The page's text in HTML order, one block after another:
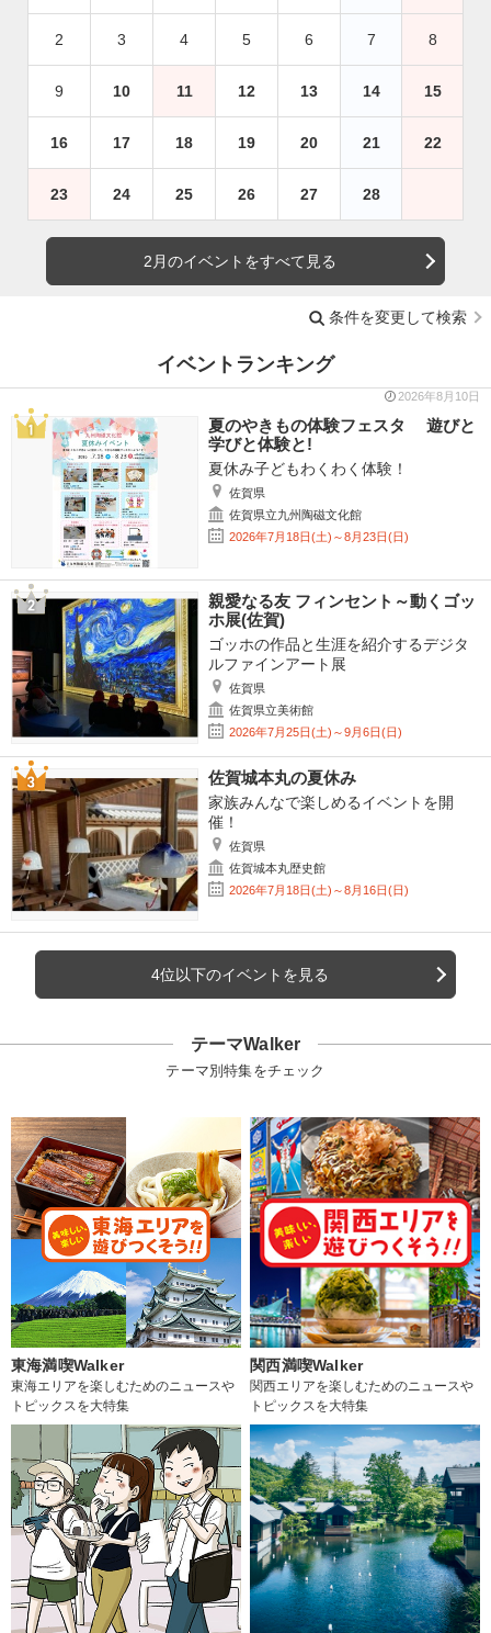
2 3 4 5 6 7 8
9 10 11 12 13 14 15
16 17 18 19 20 21 22
23 24 25 26 27 28
2月のイベントをすべて見る
条件を変更して検索
イベントランキング
2026年8月10日
夏のやきもの体験フェスタ 遊びと
学びと体験と!
夏休み子どもわくわく体験！
佐賀県
佐賀県立九州陶磁文化館
2026年7月18日(土)～8月23日(日)
親愛なる友 フィンセント～動くゴッ
ホ展(佐賀)
ゴッホの作品と生涯を紹介するデジタ
ルファインアート展
佐賀県
佐賀県立美術館
2026年7月25日(土)～9月6日(日)
佐賀城本丸の夏休み
家族みんなで楽しめるイベントを開
催！
佐賀県
佐賀城本丸歴史館
2026年7月18日(土)～8月16日(日)
4位以下のイベントを見る
テーマWalker
テーマ別特集をチェック
東海満喫Walker
東海エリアを楽しむためのニュースや
トピックスを大特集
関西満喫Walker
関西エリアを楽しむためのニュースや
トピックスを大特集